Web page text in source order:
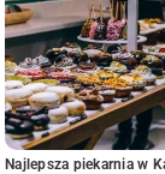
Najlepsza piekarnia w